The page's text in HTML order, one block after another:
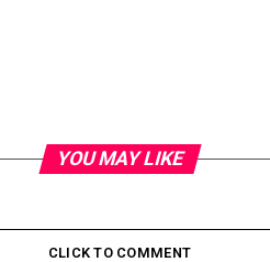
YOU MAY LIKE
CLICK TO COMMENT